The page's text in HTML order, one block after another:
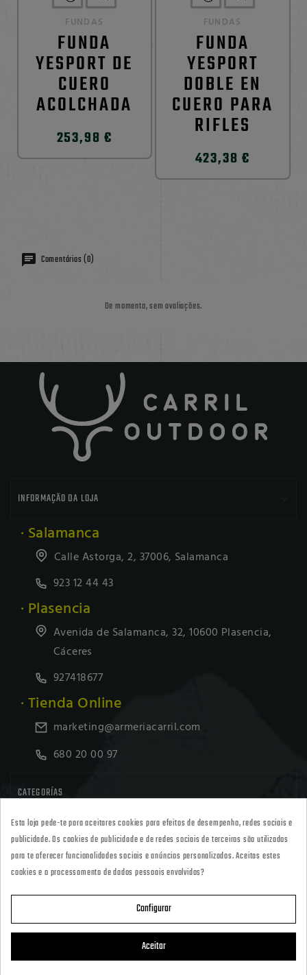
FUNDAS
FUNDA
YESPORT DE
CUERO
ACOLCHADA
253,98 €
FUNDAS
FUNDA
YESPORT
DOBLE EN
CUERO PARA
RIFLES
423,38 €
Comentários (0)
De momento, sem avaliações.
INFORMAÇÃO DA LOJA
· Salamanca
Calle Astorga, 2, 37006, Salamanca
923 12 44 43
· Plasencia
Avenida de Salamanca, 32, 10600 Plasencia,
Cáceres
927418677
· Tienda Online
marketing@armeriacarril.com
680 20 00 97
CATEGORÍAS
POLÍTICAS 
A SUA CONTA 
Esta loja pede-te para aceitares cookies para efeitos de desempenho, redes sociais e
publicidade. Os cookies de publicidade e de redes sociais de terceiros são utilizados
para te oferecer funcionalidades sociais e anúncios personalizados. Aceitas estes
cookies e o processamento de dados pessoais envolvidos?
Configurar
Aceitar